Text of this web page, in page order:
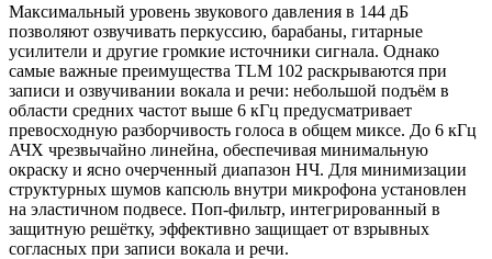
Максимальный уровень звукового давления в 144 дБ
позволяют озвучивать перкуссию, барабаны, гитарные
усилители и другие громкие источники сигнала. Однако
самые важные преимущества TLM 102 раскрываются при
записи и озвучивании вокала и речи: небольшой подъём в
области средних частот выше 6 кГц предусматривает
превосходную разборчивость голоса в общем миксе. До 6 кГц
АЧХ чрезвычайно линейна, обеспечивая минимальную
окраску и ясно очерченный диапазон НЧ. Для минимизации
структурных шумов капсюль внутри микрофона установлен
на эластичном подвесе. Поп-фильтр, интегрированный в
защитную решётку, эффективно защищает от взрывных
согласных при записи вокала и речи.